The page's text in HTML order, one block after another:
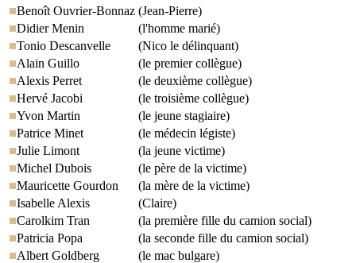
Benoît Ouvrier-Bonnaz (Jean-Pierre)
Didier Menin
(l'homme marié)
Tonio Descanvelle
(Nico le délinquant)
Alain Guillo
(le premier collègue)
Alexis Perret
(le deuxième collègue)
Hervé Jacobi
(le troisième collègue)
Yvon Martin
(le jeune stagiaire)
Patrice Minet
(le médecin légiste)
Julie Limont
(la jeune victime)
Michel Dubois
(le père de la victime)
Mauricette Gourdon
(la mère de la victime)
Isabelle Alexis
(Claire)
Carolkim Tran
(la première fille du camion social)
Patricia Popa
(la seconde fille du camion social)
Albert Goldberg
(le mac bulgare)